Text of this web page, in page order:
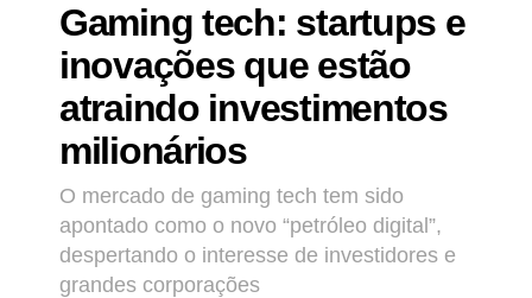
Gaming tech: startups e
inovações que estão
atraindo investimentos
milionários
O mercado de gaming tech tem sido
apontado como o novo “petróleo digital”,
despertando o interesse de investidores e
grandes corporações